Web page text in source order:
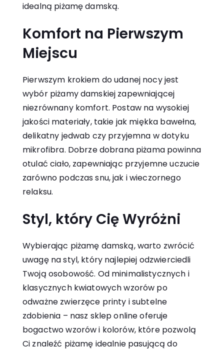
idealną piżamę damską.
Komfort na Pierwszym
Miejscu
Pierwszym krokiem do udanej nocy jest
wybór piżamy damskiej zapewniającej
niezrównany komfort. Postaw na wysokiej
jakości materiały, takie jak miękka bawełna,
delikatny jedwab czy przyjemna w dotyku
mikrofibra. Dobrze dobrana piżama powinna
otulać ciało, zapewniając przyjemne uczucie
zarówno podczas snu, jak i wieczornego
relaksu.
Styl, który Cię Wyróżni
Wybierając piżamę damską, warto zwrócić
uwagę na styl, który najlepiej odzwierciedli
Twoją osobowość. Od minimalistycznych i
klasycznych kwiatowych wzorów po
odważne zwierzęce printy i subtelne
zdobienia – nasz sklep online oferuje
bogactwo wzorów i kolorów, które pozwolą
Ci znaleźć piżamę idealnie pasującą do